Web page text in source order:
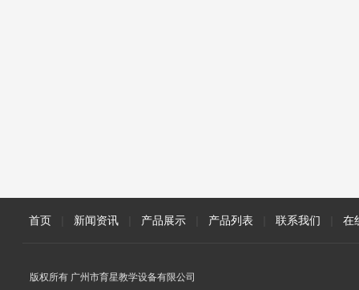
首页 新闻资讯 产品展示 产品列表 联系我们 在
版权所有 广州市育星教学设备有限公司